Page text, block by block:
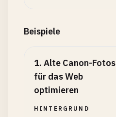
Beispiele
1. Alte Canon-Fotos
für das Web
optimieren
HINTERGRUND